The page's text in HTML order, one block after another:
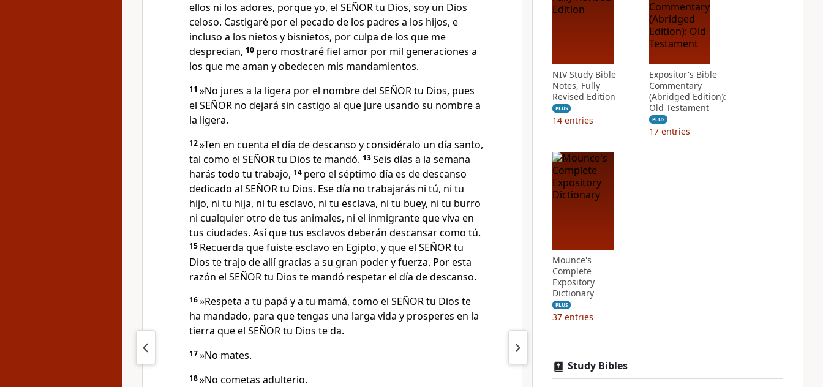
ellos ni los adores, porque yo, el SEÑOR tu Dios, soy un Dios
celoso. Castigaré por el pecado de los padres a los hijos, e
incluso a los nietos y bisnietos, por culpa de los que me
desprecian, 10 pero mostraré fiel amor por mil generaciones a
los que me aman y obedecen mis mandamientos.
11 »No jures a la ligera por el nombre del SEÑOR tu Dios, pues
el SEÑOR no dejará sin castigo al que jure usando su nombre a
la ligera.
12»Ten en cuenta el día de descanso y considéralo un día santo,
tal como el SEÑOR tu Dios te mandó. 13Seis días a la semana
harás todo tu trabajo, 14 pero el séptimo día es de descanso
dedicado al SEÑOR tu Dios. Ese día no trabajarás ni tú, ni tu
hijo, ni tu hija, ni tu esclavo, ni tu esclava, ni tu buey, ni tu burro
ni cualquier otro de tus animales, ni el inmigrante que viva en
tus ciudades. Así que tus esclavos deberán descansar como tú.
15 Recuerda que fuiste esclavo en Egipto, y que el SEÑOR tu
Dios te trajo de allí gracias a su gran poder y fuerza. Por esta
razón el SEÑOR tu Dios te mandó respetar el día de descanso.
16»Respeta a tu papá y a tu mamá, como el SEÑOR tu Dios te
ha mandado, para que tengas una larga vida y prosperes en la
tierra que el SEÑOR tu Dios te da.
17»No mates.
18»No cometas adulterio.
NIV Study Bible
Notes, Fully
Revised Edition
PLUS
14 entries
Expositor's Bible
Commentary
(Abridged Edition):
Old Testament
PLUS
17 entries
Mounce's
Complete
Expository
Dictionary
PLUS
37 entries
Study Bibles